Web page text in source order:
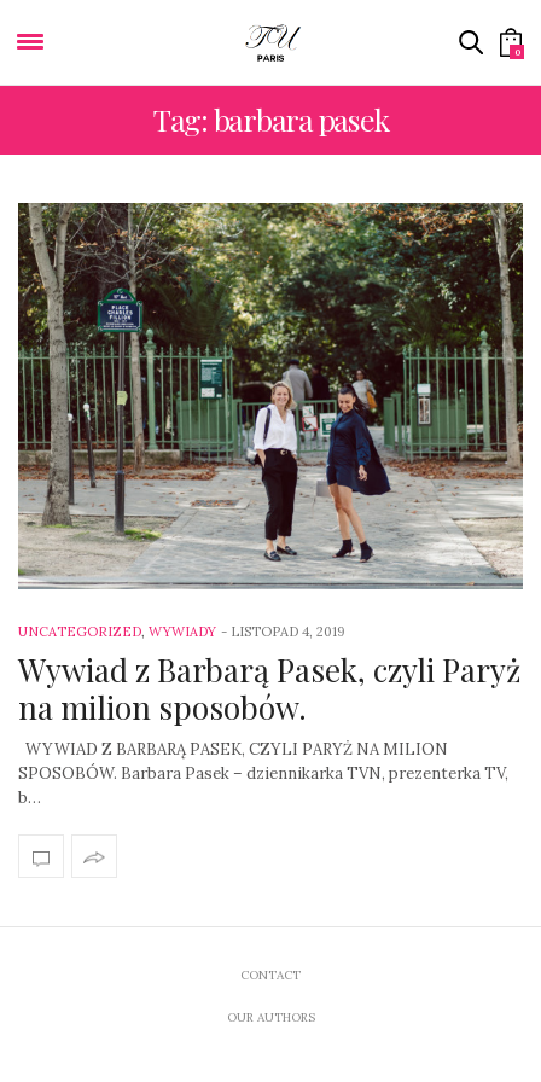
0
Tag: barbara pasek
UNCATEGORIZED, WYWIADY - LISTOPAD 4, 2019
Wywiad z Barbarą Pasek, czyli Paryż
na milion sposobów.
WYWIAD Z BARBARĄ PASEK, CZYLI PARYŻ NA MILION
SPOSOBÓW. Barbara Pasek – dziennikarka TVN, prezenterka TV,
b…
CONTACT
OUR AUTHORS